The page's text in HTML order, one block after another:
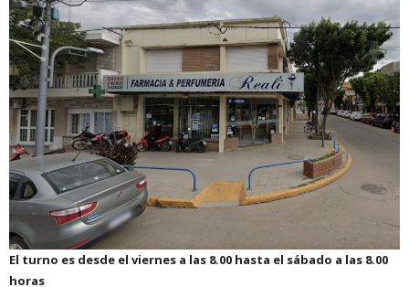
El turno es desde el viernes a las 8.00 hasta el sábado a las 8.00
horas